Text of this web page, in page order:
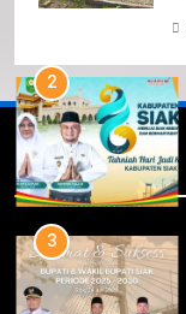
Iklan
2
3